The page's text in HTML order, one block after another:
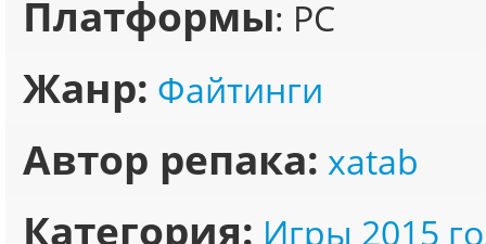
Платформы: PC
Жанр: Файтинги
Автор репака: xatab
Категория: Игры 2015